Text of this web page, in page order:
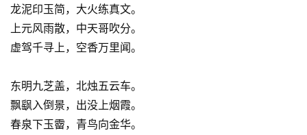
龙泥印玉简，大火练真文。
上元风雨散，中天哥吹分。
虚驾千寻上，空香万里闻。
东明九芝盖，北烛五云车。
飘飖入倒景，出没上烟霞。
春泉下玉霤，青鸟向金华。